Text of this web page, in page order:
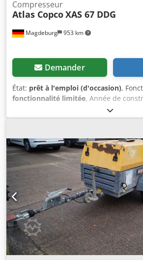
Magdeburg 953 km
Compresseur
Atlas CopcoXAS 67 DDG
Demander
État: prêt à l'emploi (d'occasion),
fonctionnalité limitée, Année de
1 192 h
particules, Compresseur Atlas Copco
construit en 2011, 1192 heures de
volumique 3,5 m³, alimentation de
connexions 1 x 230 volts, 2 x 400 volts,
YA3062566B0165583, homologation
saute lorsque l'alimentation de
suie en aval SMF-MR Codpfxov Rbufs